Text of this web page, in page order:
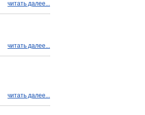
читать далее...
читать далее...
читать далее...